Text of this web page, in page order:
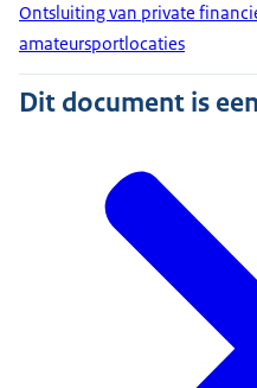
Ontsluiting van private
amateursportlocaties
Dit document is